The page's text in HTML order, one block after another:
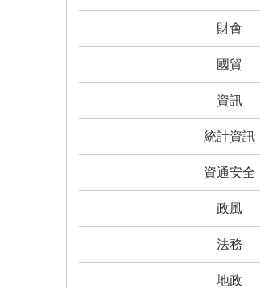
財會
國貿
資訊
統計資訊
資通安全
政風
法務
地政